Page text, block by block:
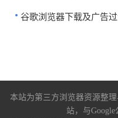
谷歌浏览器下载及广告
本站为第三方浏览器资源整
站，与Google